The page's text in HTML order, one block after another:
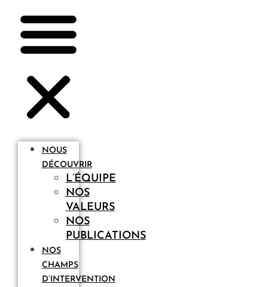
NOUS
DÉCOUVRIR
L’ÉQUIPE
NOS
VALEURS
NOS
PUBLICATIONS
NOS
CHAMPS
D’INTERVENTION